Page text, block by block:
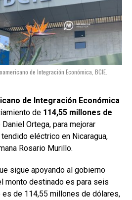
de Integración Económica, BCIE.
de Integración Económica
de 114,55 millones de
Ortega, para mejorar
eléctrico en Nicaragua,
Rosario Murillo.
sigue apoyando al gobierno
monto destinado es para seis
de 114,55 millones de dólares,